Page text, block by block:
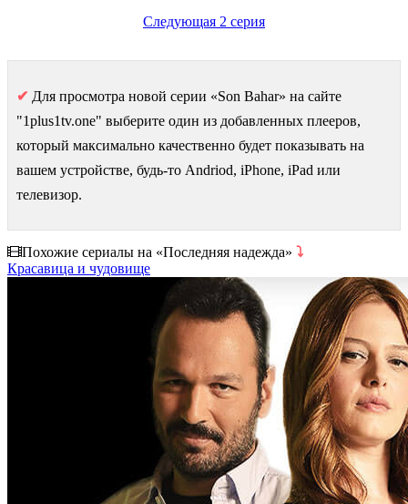
Следующая 2 серия
✔ Для просмотра новой серии «Son Bahar» на сайте
"1plus1tv.one" выберите один из добавленных плееров,
который максимально качественно будет показывать на
вашем устройстве, будь-то Andriod, iPhone, iPad или
телевизор.
Похожие сериалы на «Последняя надежда» ⤵
Красавица и чудовище